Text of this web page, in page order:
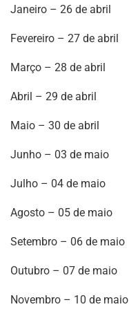
Janeiro – 26 de abril
Fevereiro – 27 de abril
Março – 28 de abril
Abril – 29 de abril
Maio – 30 de abril
Junho – 03 de maio
Julho – 04 de maio
Agosto – 05 de maio
Setembro – 06 de maio
Outubro – 07 de maio
Novembro – 10 de maio